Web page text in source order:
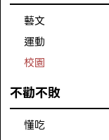
藝文
運動
校園
不勸不敗
懂吃